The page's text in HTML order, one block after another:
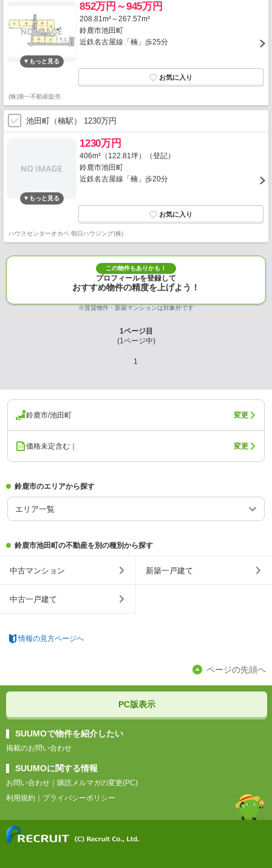
852万円～945万円
208.81m²～267.57m²
鈴鹿市池田町
近鉄名古屋線「楠」歩25分
(株)第一不動産販売
池田町（楠駅） 1230万円
1230万円
406m²（122.81坪）（登記）
鈴鹿市池田町
近鉄名古屋線「楠」歩20分
ハウスセンターオカベ 朝日ハウジング(株)
この物件もありかも！
プロフィールを登録して
おすすめ物件の精度を上げよう！
※賃貸物件・新築マンションは対象外です
1ページ目
(1ページ中)
1
鈴鹿市/池田町 変更
価格未定含む｜ 変更
鈴鹿市のエリアから探す
エリア一覧
鈴鹿市池田町の不動産を別の種別から探す
中古マンション 新築一戸建て
中古一戸建て
情報の見方ページへ
ページの先頭へ
PC版表示
SUUMOで物件を紹介したい
掲載のお問い合わせ
SUUMOに関する情報
お問い合わせ
購読メルマガの変更(PC)
利用規約
プライバシーポリシー